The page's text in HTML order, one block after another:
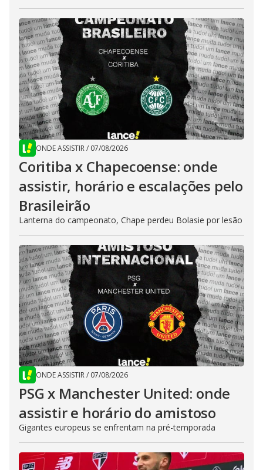
ONDE ASSISTIR/ 07/08/2026
Coritiba x Chapecoense: onde
assistir, horário e escalações pelo
Brasileirão
Lanterna do campeonato, Chape perdeu Bolasie por lesão
ONDE ASSISTIR/ 07/08/2026
PSG x Manchester United: onde
assistir e horário do amistoso
Gigantes europeus se enfrentam na pré-temporada